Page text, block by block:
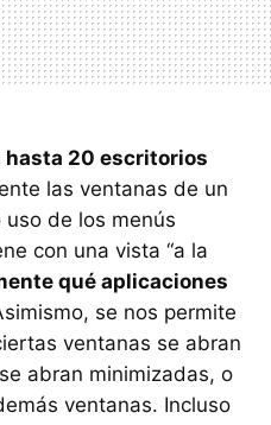
hasta 20 escritorios
las ventanas de un
de los menús
con una vista “a la
qué aplicaciones
se nos permite
ventanas se abran
abran minimizadas, o
ventanas. Incluso